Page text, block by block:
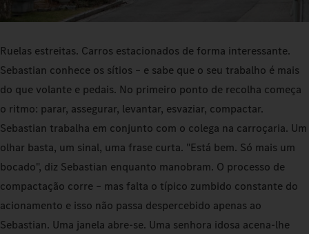
Ruelas estreitas. Carros estacionados de forma interessante.
Sebastian conhece os sítios – e sabe que o seu trabalho é mais
do que volante e pedais. No primeiro ponto de recolha começa
o ritmo: parar, assegurar, levantar, esvaziar, compactar.
Sebastian trabalha em conjunto com o colega na carroçaria. Um
olhar basta, um sinal, uma frase curta. "Está bem. Só mais um
bocado", diz Sebastian enquanto manobram. O processo de
compactação corre – mas falta o típico zumbido constante do
acionamento e isso não passa despercebido apenas ao
Sebastian. Uma janela abre‑se. Uma senhora idosa acena-lhe